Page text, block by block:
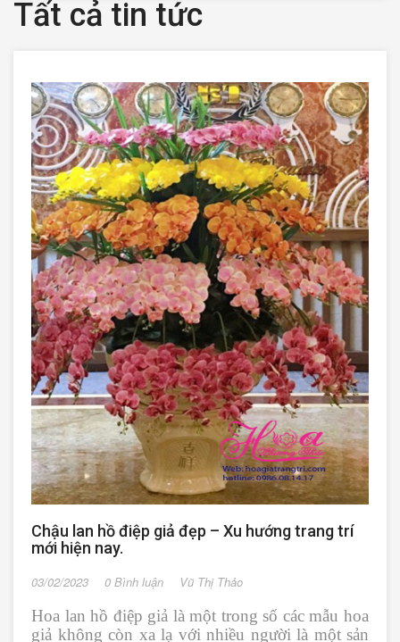
Tất cả tin tức
Chậu lan hồ điệp giả đẹp – Xu hướng trang trí
mới hiện nay.
03/02/2023 0 Bình luận Vũ Thị Thảo
Hoa lan hồ điệp giả là một trong số các mẫu hoa
giả không còn xa lạ với nhiều người là một sản